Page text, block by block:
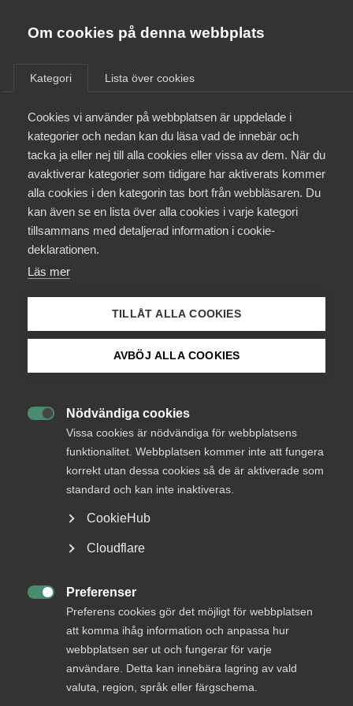
Om cookies på denna webbplats
Kategori Lista över cookies
Cookies vi använder på webbplatsen är uppdelade i
kategorier och nedan kan du läsa vad de innebär och
tacka ja eller nej till alla cookies eller vissa av dem. När du
avaktiverar kategorier som tidigare har aktiverats kommer
alla cookies i den kategorin tas bort från webbläsaren. Du
kan även se en lista över alla cookies i varje kategori
tillsammans med detaljerad information i cookie-
deklarationen.
Läs mer
TILLÅT ALLA COOKIES
AVBÖJ ALLA COOKIES
Nödvändiga cookies
Vissa cookies är nödvändiga för webbplatsens
funktionalitet. Webbplatsen kommer inte att fungera
korrekt utan dessa cookies så de är aktiverade som
standard och kan inte inaktiveras.
CookieHub
Cloudflare
Preferenser
Preferens cookies gör det möjligt för webbplatsen
att komma ihåg information och anpassa hur
webbplatsen ser ut och fungerar för varje
användare. Detta kan innebära lagring av vald
valuta, region, språk eller färgschema.
Almega Utbildning
Innovations­företagen
Kompetens­företagen
Medie­företagen
Säkerhets­företagen
Tåg­företagen
Om Almega
Aktuellt
Medlemskapet
Mina sidor
Kurser & utbildningar
Logga in på Arbetsgivarguiden
Sök på almega.se
Cookie-inställningar
En ny taltidnings­verksamhet
(Ds 2012:12)
Remiss
Under bearbetning
6 juli 2012
Bli en del av framtidens
arbetsliv
Jobb & karriär
Rådgivning, hjälp och
Rådgivning och hjälp